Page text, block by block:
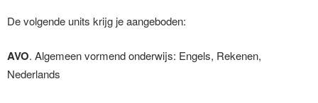
De volgende units krijg je aangeboden:
AVO. Algemeen vormend onderwijs: Engels, Rekenen,
Nederlands